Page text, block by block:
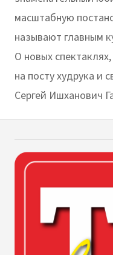
масштабную
называют главным
О новых
на посту худрука и
Сергей Ишханович